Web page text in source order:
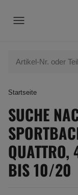
Startseite
SUCHE
BIS 10/20